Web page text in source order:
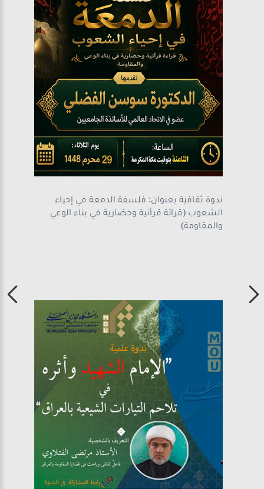
ندوة ثقافية بعنوان: فلسفة الدمعة في إحياء
الشعوب (قرائة قرأنية وحضارية في بناء الوعي
والمقاومة)